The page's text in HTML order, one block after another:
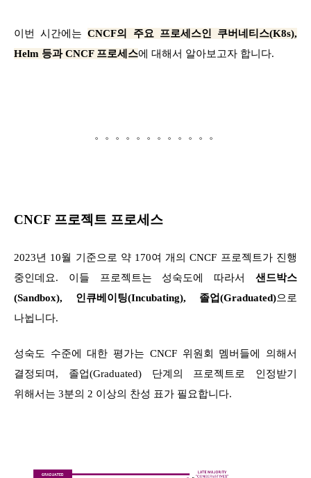
이번 시간에는CNCF의 주요 프로세 스인 쿠버네티스(K8s),
Helm 등과 CNCF 프로세스에 대해서 알아보고자 합니다.
。。。。。。。。。。。。
CNCF 프로젝트 프로세스
2023년 10월 기준으로 약 170여 개의 CNCF 프로젝트가 진행
중인데요. 이들 프로젝트는 성숙도에 따라서 샌드박스
(Sandbox), 인큐베이팅(Incubating), 졸업(Graduated)으로
나뉩니다.
성숙도 수준에 대한 평가는 CNCF 위원회 멤버들에 의해서
결정되며, 졸업(Graduated) 단계의 프로젝트로 인정받기
위해서는 3분의 2 이상의 찬성 표가 필요합니다.